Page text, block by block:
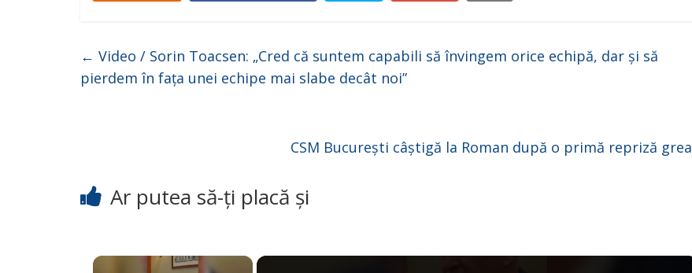
← Video / Sorin Toacsen: „Cred că suntem capabili să învingem orice echipă, dar și să
pierdem în fața unei echipe mai slabe decât noi”
CSM București câștigă la Roman după o primă repriză grea
Ar putea să-ți placă și
×